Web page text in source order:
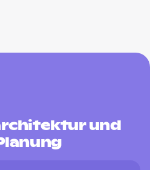
Landschaftsarchitektur und Ökologische
und